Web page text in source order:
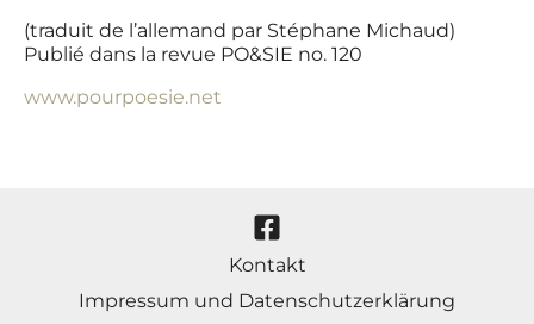
(traduit de l’allemand par Stéphane Michaud)
Publié dans la revue PO&SIE no. 120
www.pourpoesie.net
Kontakt
Impressum und Datenschutzerklärung